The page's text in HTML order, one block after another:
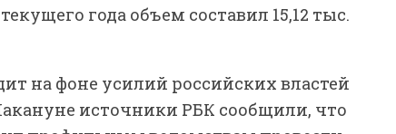
года объем составил 15,12 тыс.
на фоне усилий российских властей
источники РБК сообщили, что